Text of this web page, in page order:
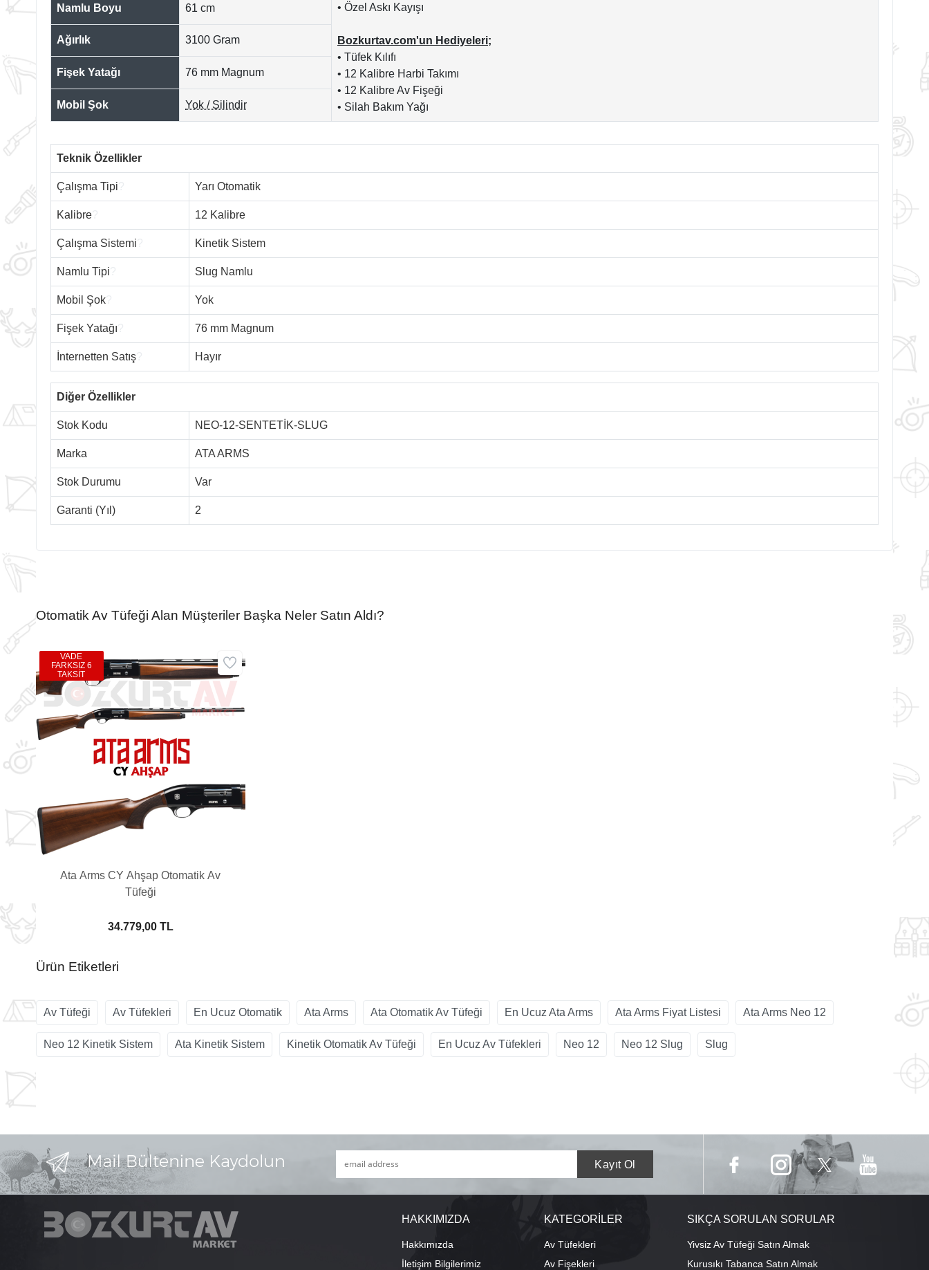
• Özel Askı Kayışı
Bozkurtav.com'un Hediyeleri;
• Tüfek Kılıfı
• 12 Kalibre Harbi Takımı
• 12 Kalibre Av Fişeği
• Silah Bakım Yağı
Namlu Boyu 61 cm
Ağırlık 3100 Gram
Fişek Yatağı 76 mm Magnum
Mobil Şok Yok / Silindir
Teknik Özellikler
Çalışma Tipi Yarı Otomatik
Kalibre 12 Kalibre
Çalışma Sistemi Kinetik Sistem
Namlu Tipi Slug Namlu
Mobil Şok Yok
Fişek Yatağı 76 mm Magnum
İnternetten Satış Hayır
Diğer Özellikler
Stok Kodu NEO-12-SENTETİK-SLUG
Marka ATA ARMS
Stok Durumu Var
Garanti (Yıl) 2
Otomatik Av Tüfeği Alan Müşteriler Başka Neler Satın Aldı?
Ata Arms CY Ahşap Otomatik Av
Tüfeği
34.779,00 TL
VADE
FARKSIZ 6
TAKSİT
Ürün Etiketleri
Av Tüfeği Av Tüfekleri En Ucuz Otomatik Ata Arms Ata Otomatik Av Tüfeği En Ucuz Ata Arms Ata Arms Fiyat Listesi Ata Arms Neo 12
Neo 12 Kinetik Sistem Ata Kinetik Sistem Kinetik Otomatik Av Tüfeği En Ucuz Av Tüfekleri Neo 12 Neo 12 Slug Slug
HAKKIMIZDA
Hakkımızda
İletişim Bilgilerimiz
KATEGORİLER
Av Tüfekleri
Av Fişekleri
SIKÇA SORULAN SORULAR
Yivsiz Av Tüfeği Satın Almak
Kurusıkı Tabanca Satın Almak